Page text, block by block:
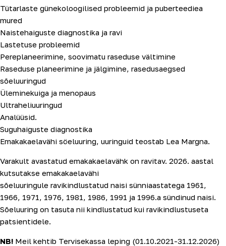
Tütarlaste günekoloogilised probleemid ja puberteediea
mured
Naistehaiguste diagnostika ja ravi
Lastetuse probleemid
Pereplaneerimine, soovimatu raseduse vältimine
Raseduse planeerimine ja jälgimine, rasedusaegsed
sõeluuringud
Üleminekuiga ja menopaus
Ultraheliuuringud
Analüüsid.
Suguhaiguste diagnostika
Emakakaelavähi söeluuring, uuringuid teostab Lea Margna.
Varakult avastatud emakakaelavähk on ravitav. 2026. aastal
kutsutakse emakakaelavähi
sõeluuringule ravikindlustatud naisi sünniaastatega 1961,
1966, 1971, 1976, 1981, 1986, 1991 ja 1996.a sündinud naisi.
Sõeluuring on tasuta nii kindlustatud kui ravikindlustuseta
patsientidele.
NB! Meil kehtib Tervisekassa leping (01.10.2021-31.12.2026)